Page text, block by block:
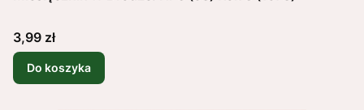
Cena
3,99 zł
Do koszyka